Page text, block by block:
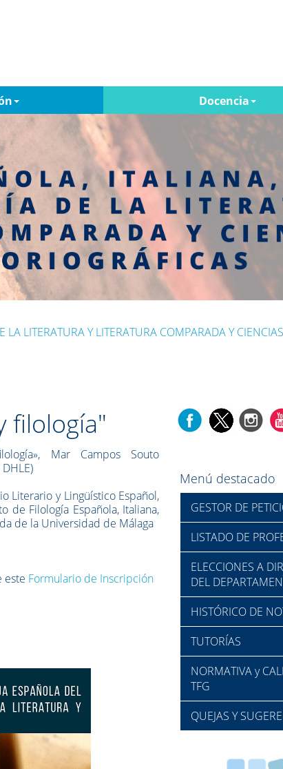
Docencia
LITERATURA Y LITERATURA COMPARADA Y
filología"
Mar Campos Souto
Literario y Lingüístico Español,
de Filología Española, Italiana,
de la Universidad de Málaga
este Formulario de Inscripción
Menú destacado
GESTOR DE
LISTADO DE
ELECCIONES A
DEL
HISTÓRICO DE
TUTORÍAS
NORMATIVA y
TFG
QUEJAS Y